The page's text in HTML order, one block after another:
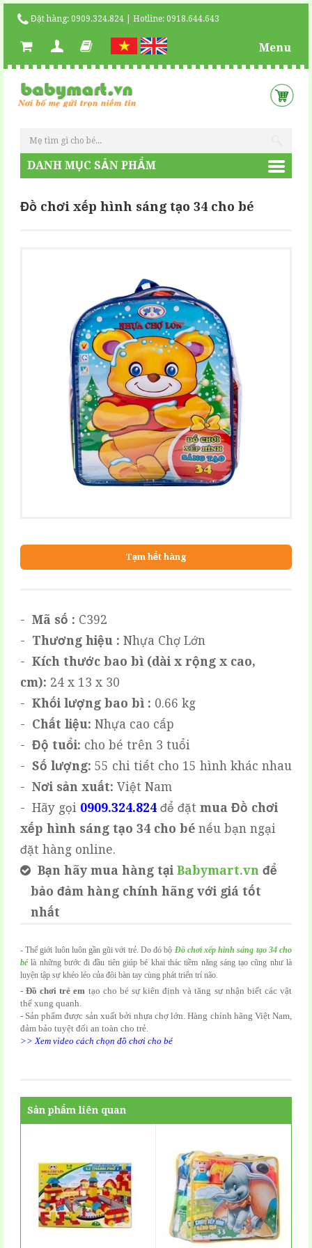
Đặt hàng: 0909.324.824 | Hotline: 0918.644.643
Menu
DANH MỤC SẢN PHẨM
Đồ chơi xếp hình sáng tạo 34 cho bé
Tạm hết hàng
- Mã số : C392
- Thương hiệu : Nhựa Chợ Lớn
- Kích thước bao bì (dài x rộng x cao,
cm): 24 x 13 x 30
- Khối lượng bao bì : 0.66 kg
- Chất liệu: Nhựa cao cấp
- Độ tuổi: cho bé trên 3 tuổi
- Số lượng: 55 chi tiết cho 15 hình khác nhau
- Nơi sản xuất: Việt Nam
- Hãy gọi 0909.324.824 để đặt mua Đồ chơi
xếp hình sáng tạo 34 cho bé nếu bạn ngại
đặt hàng online.
Bạn hãy mua hàng tại Babymart.vn để
bảo đảm hàng chính hãng với giá tốt
nhất
- Thế giới luôn luôn gần gũi với trẻ. Do đó bộ Đồ chơi xếp hình sáng tạo 34 cho
bélà những bước đi đầu tiên giúp bé khai thác tiềm năng sáng tạo cũng như là
luyện tập sự khéo léo của đôi bàn tay cùng phát triển trí não.
-Đồ chơi trẻ em tạo cho bé sự kiên định và tăng sự nhận biết các vật
thể xung quanh.
- Sản phẩm được sản xuất bởi nhựa chợ lớn. Hàng chính hãng Việt Nam,
đảm bảo tuyệt đối an toàn cho trẻ.
>> Xem video cách chọn đồ chơi cho bé
Sản phẩm liên quan